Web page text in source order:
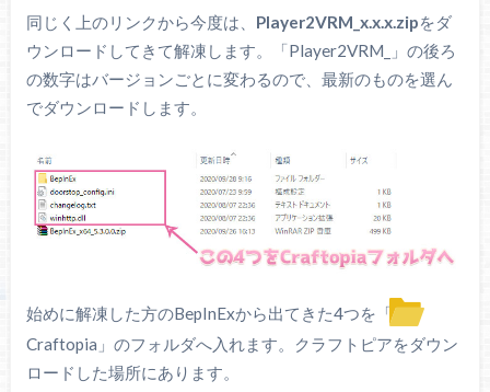
同じく上のリンクから今度は、 Player2VRM_x.x.x.zipをダ
ウンロードしてきて解凍します。「Player2VRM_」の後ろ
の数字はバージョンごとに変わるので、最新のものを選ん
でダウンロードします。
始めに解凍した方のBepInExから出てきた4つを「
Craftopia」のフォルダへ入れます。クラフトピアをダウン
ロードした場所にあります。